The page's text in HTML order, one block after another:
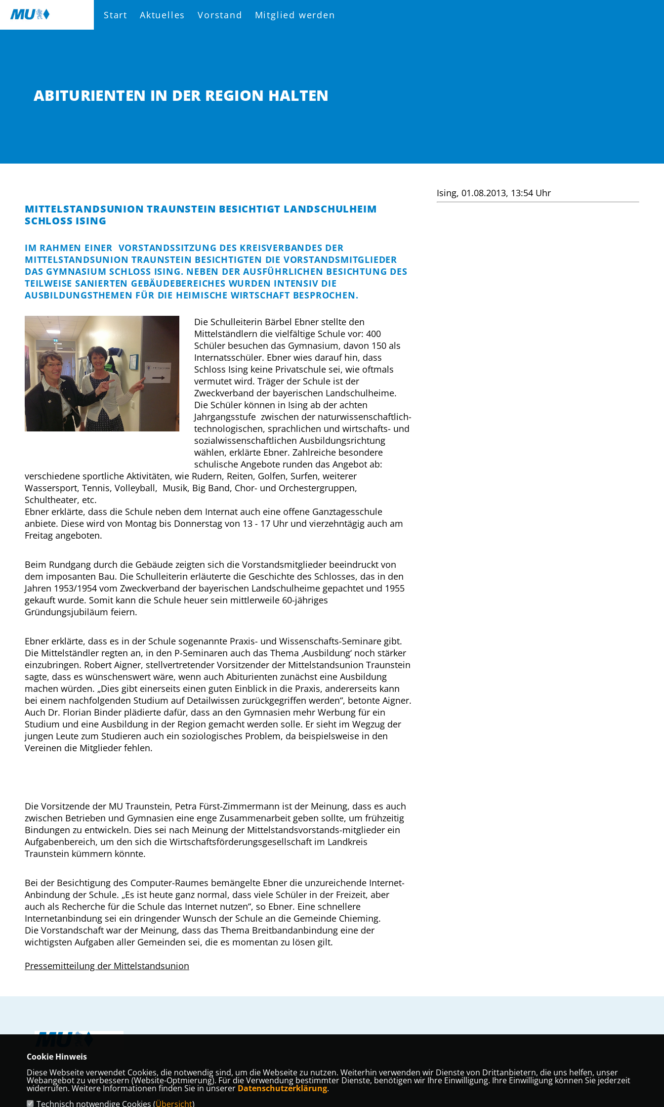
Start Aktuelles Vorstand Mitglied werden
ABITURIENTEN IN DER REGION HALTEN
MITTELSTANDSUNION TRAUNSTEIN BESICHTIGT LANDSCHULHEIM
SCHLOSS ISING
IM RAHMEN EINER VORSTANDSSITZUNG DES KREISVERBANDES DER
MITTELSTANDSUNION TRAUNSTEIN BESICHTIGTEN DIE VORSTANDSMITGLIEDER
DAS GYMNASIUM SCHLOSS ISING. NEBEN DER AUSFÜHRLICHEN BESICHTUNG DES
TEILWEISE SANIERTEN GEBÄUDEBEREICHES WURDEN INTENSIV DIE
AUSBILDUNGSTHEMEN FÜR DIE HEIMISCHE WIRTSCHAFT BESPROCHEN.
Die Schulleiterin Bärbel Ebner stellte den
Mittelständlern die vielfältige Schule vor: 400
Schüler besuchen das Gymnasium, davon 150 als
Internatsschüler. Ebner wies darauf hin, dass
Schloss Ising keine Privatschule sei, wie oftmals
vermutet wird. Träger der Schule ist der
Zweckverband der bayerischen Landschulheime.
Die Schüler können in Ising ab der achten
Jahrgangsstufe zwischen der naturwissenschaftlich-
technologischen, sprachlichen und wirtschafts- und
sozialwissenschaftlichen Ausbildungsrichtung
wählen, erklärte Ebner. Zahlreiche besondere
schulische Angebote runden das Angebot ab:
verschiedene sportliche Aktivitäten, wie Rudern, Reiten, Golfen, Surfen, weiterer
Wassersport, Tennis, Volleyball, Musik, Big Band, Chor- und Orchestergruppen,
Schultheater, etc.
Ebner erklärte, dass die Schule neben dem Internat auch eine offene Ganztagesschule
anbiete. Diese wird von Montag bis Donnerstag von 13 - 17 Uhr und vierzehntägig auch am
Freitag angeboten.
Beim Rundgang durch die Gebäude zeigten sich die Vorstandsmitglieder beeindruckt von
dem imposanten Bau. Die Schulleiterin erläuterte die Geschichte des Schlosses, das in den
Jahren 1953/1954 vom Zweckverband der bayerischen Landschulheime gepachtet und 1955
gekauft wurde. Somit kann die Schule heuer sein mittlerweile 60-jähriges
Gründungsjubiläum feiern.
Ebner erklärte, dass es in der Schule sogenannte Praxis- und Wissenschafts-Seminare gibt.
Die Mittelständler regten an, in den P-Seminaren auch das Thema ‚Ausbildung‘ noch stärker
einzubringen. Robert Aigner, stellvertretender Vorsitzender der Mittelstandsunion Traunstein
sagte, dass es wünschenswert wäre, wenn auch Abiturienten zunächst eine Ausbildung
machen würden. „Dies gibt einerseits einen guten Einblick in die Praxis, andererseits kann
bei einem nachfolgenden Studium auf Detailwissen zurückgegriffen werden“, betonte Aigner.
Auch Dr. Florian Binder plädierte dafür, dass an den Gymnasien mehr Werbung für ein
Studium und eine Ausbildung in der Region gemacht werden solle. Er sieht im Wegzug der
jungen Leute zum Studieren auch ein soziologisches Problem, da beispielsweise in den
Vereinen die Mitglieder fehlen.
Die Vorsitzende der MU Traunstein, Petra Fürst-Zimmermann ist der Meinung, dass es auch
zwischen Betrieben und Gymnasien eine enge Zusammenarbeit geben sollte, um frühzeitig
Bindungen zu entwickeln. Dies sei nach Meinung der Mittelstandsvorstands-mitglieder ein
Aufgabenbereich, um den sich die Wirtschaftsförderungsgesellschaft im Landkreis
Traunstein kümmern könnte.
Bei der Besichtigung des Computer-Raumes bemängelte Ebner die unzureichende Internet-
Anbindung der Schule. „Es ist heute ganz normal, dass viele Schüler in der Freizeit, aber
auch als Recherche für die Schule das Internet nutzen“, so Ebner. Eine schnellere
Internetanbindung sei ein dringender Wunsch der Schule an die Gemeinde Chieming.
Die Vorstandschaft war der Meinung, dass das Thema Breitbandanbindung eine der
wichtigsten Aufgaben aller Gemeinden sei, die es momentan zu lösen gilt.
Pressemitteilung der Mittelstandsunion
Ising, 01.08.2013, 13:54 Uhr
Cookie Hinweis
Diese Webseite verwendet Cookies, die notwendig sind, um die Webseite zu nutzen. Weiterhin verwenden wir Dienste von Drittanbietern, die uns helfen, unser
Webangebot zu verbessern (Website-Optmierung). Für die Verwendung bestimmter Dienste, benötigen wir Ihre Einwilligung. Ihre Einwilligung können Sie jederzeit
widerrufen. Weitere Informationen finden Sie in unserer Datenschutzerklärung.
Technisch notwendige Cookies (Übersicht)